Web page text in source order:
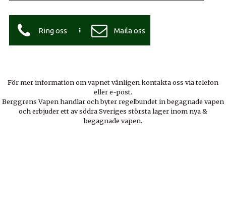
Ring oss Maila oss
För mer information om vapnet vänligen kontakta oss via telefon
eller e-post.
Berggrens Vapen handlar och byter regelbundet in begagnade vapen
och erbjuder ett av södra Sveriges största lager inom nya &
begagnade vapen.